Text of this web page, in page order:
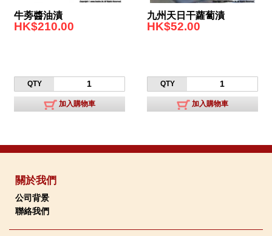
牛蒡醬油漬
HK$210.00
QTY
加入購物車
九州天日干蘿蔔漬
HK$52.00
QTY
加入購物車
關於我們
公司背景
聯絡我們